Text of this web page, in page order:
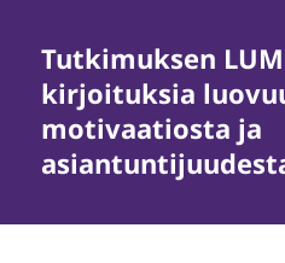
Tutkimuksen
kirjoituksia
motivaatiosta ja